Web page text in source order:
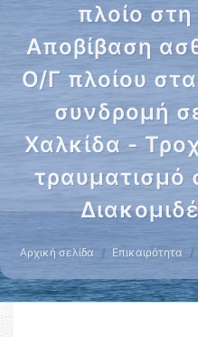
πλοίο
Αποβίβαση
Ο/Γ πλοίου
συνδρομή
Χαλκίδα -
τραυματισμό
Αρχική σελίδα Επικαιρότητα